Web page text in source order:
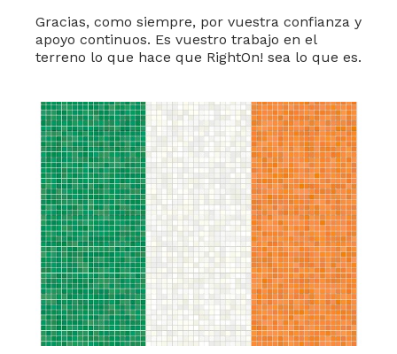
Gracias, como siempre, por vuestra confianza y
apoyo continuos. Es vuestro trabajo en el
terreno lo que hace que RightOn! sea lo que es.